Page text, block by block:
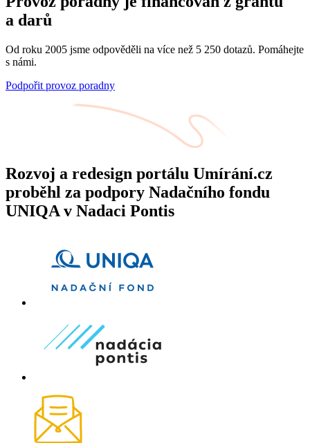
a darů
Od roku 2005 jsme odpověděli na více než 5 250 dotazů. Pomáhejte
s námi.
Podpořit provoz poradny
Rozvoj a redesign portálu Umírání.cz
proběhl za podpory Nadačního fondu
UNIQA v Nadaci Pontis